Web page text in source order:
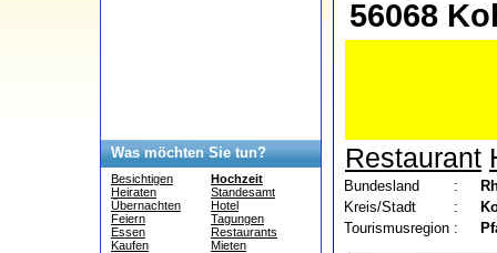
Was möchten Sie tun?
Besichtigen
Heiraten
Übernachten
Feiern
Essen
Kaufen
Hochzeit
Standesamt
Hotel
Tagungen
Restaurants
Mieten
56068
Restaurant
Bundesland :
Kreis/Stadt
:
Tourismusregion :